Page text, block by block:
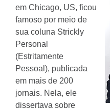
em Chicago, US, ficou
famoso por meio de
sua coluna Strickly
Personal
(Estritamente
Pessoal), publicada
em mais de 200
jornais. Nela, ele
dissertava sobre